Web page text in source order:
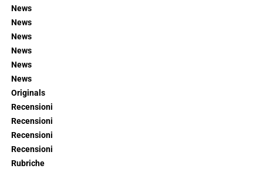
News
News
News
News
News
News
Originals
Recensioni
Recensioni
Recensioni
Recensioni
Rubriche